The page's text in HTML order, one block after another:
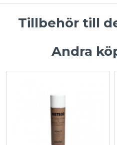
Tillbehör till
Andra